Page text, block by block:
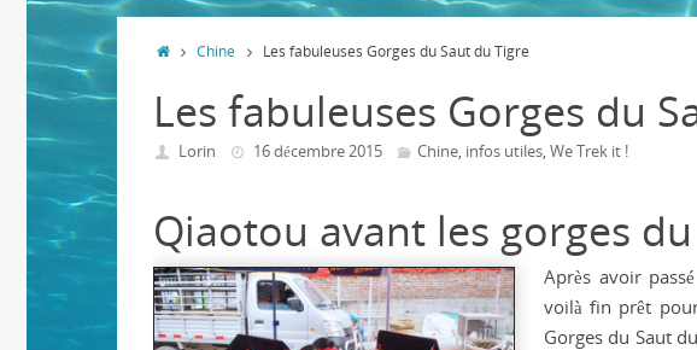
Chine Les fabuleuses Gorges du Saut du Tigre
Les fabuleuses Gorges du
Lorin 16 décembre 2015 Chine, infos utiles, We Trek it !
Qiaotou avant les gorges
Après avoir
voilà fin prêt
Gorges du Saut